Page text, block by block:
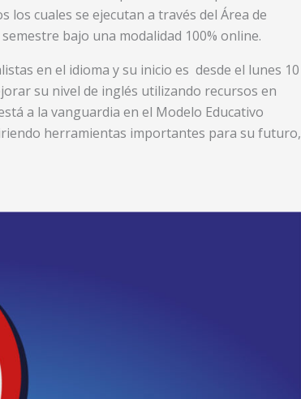
los cuales se ejecutan a través del Área de
bajo una modalidad 100% online.
en el idioma y su inicio es desde el lunes 10
su nivel de inglés utilizando recursos en
a la vanguardia en el Modelo Educativo
herramientas importantes para su futuro,